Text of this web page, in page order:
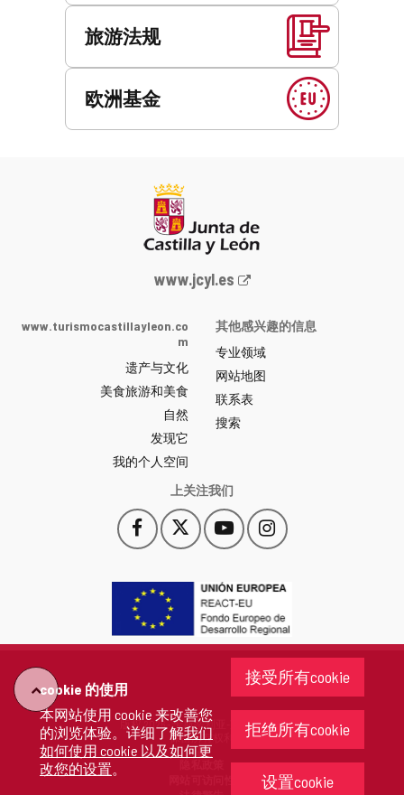
cookie 的使用
本网站使用 cookie 来改善您
的浏览体验。详细了解我们
如何使用 cookie 以及如何更
改您的设置。
接受所有cookie
拒绝所有cookie
设置cookie
旅游法规
欧洲基金
Junta
y
León
网
站
门
户
-
www.jcyl.es
www.turismocastillayleon.co
m
遗产与文化
美食旅游和美食
自然
发现它
我的个人空间
其他感兴趣的信息
专业领域
网站地图
联系表
搜索
上关注我们
Facebook
此
链
会
打
开
一
口。
此
链
一
口。
YouTube
此
链
会
打
开
一
个
窗
Instagram
此
链
会
开
一
个
新
窗
"回
去"
版权 2026 - 卡斯蒂利亚-莱昂省政府
保留所有权利